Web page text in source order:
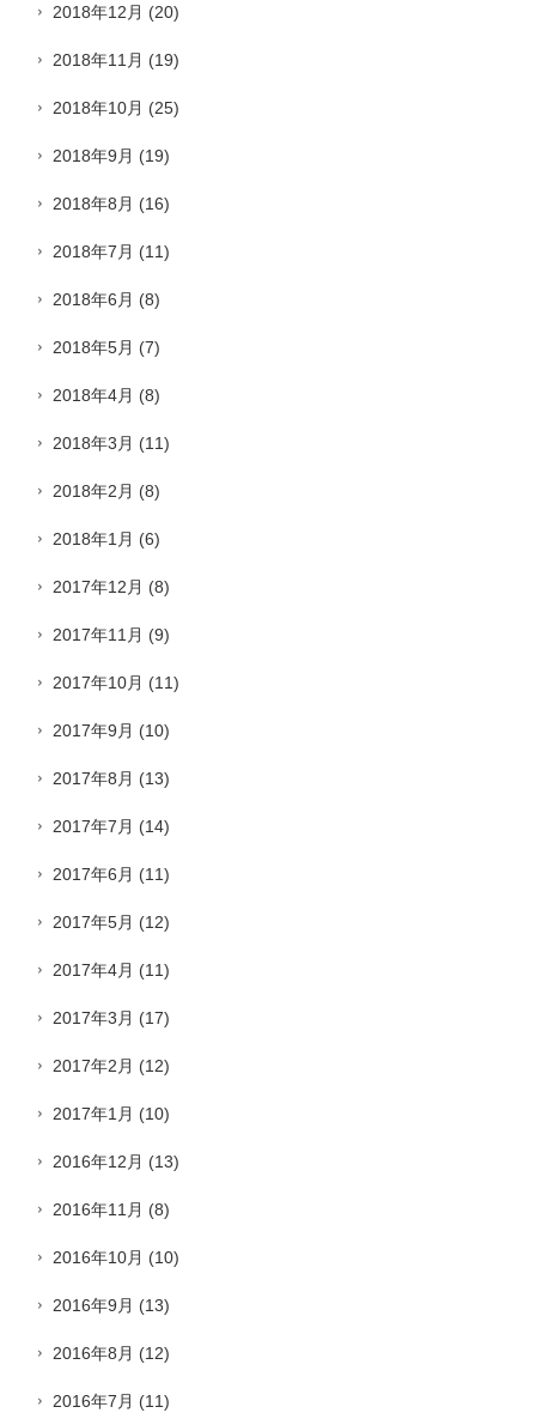
2018年12月 (20)
2018年11月 (19)
2018年10月 (25)
2018年9月 (19)
2018年8月 (16)
2018年7月 (11)
2018年6月 (8)
2018年5月 (7)
2018年4月 (8)
2018年3月 (11)
2018年2月 (8)
2018年1月 (6)
2017年12月 (8)
2017年11月 (9)
2017年10月 (11)
2017年9月 (10)
2017年8月 (13)
2017年7月 (14)
2017年6月 (11)
2017年5月 (12)
2017年4月 (11)
2017年3月 (17)
2017年2月 (12)
2017年1月 (10)
2016年12月 (13)
2016年11月 (8)
2016年10月 (10)
2016年9月 (13)
2016年8月 (12)
2016年7月 (11)